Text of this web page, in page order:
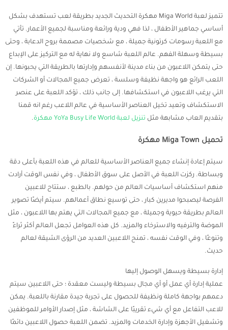
تتميز لعبة Miga World مهكرة التحديث الجديد بطريقة لعب تستهدف بشكل
أساسي جماهير الأطفال ، لذا فهي ودية ورائعة ومناسبة لجميع الأعمار. تأتي
مع اللعبة رسومات كرتونية جميلة ، مع شخصيات مصممة بروح الدعابة ، وحتى
بسيطة وسهلة الفهم. عالم اللعبة شاسع ولا نهاية له مع التركيز على الإبداع
حتى يتمكن اللاعبون من بناء مدينة لأنفسهم وإدارتها بالطريقة التي يحبونها. إن
اللعب الرائع هو واجهة نظيفة وسلسة ، تعرض جميع المجالات أو الشركات
التي يرغب اللاعبون في استكشافها. إلى جانب ذلك ، تؤكد اللعبة على عنصر
الاستكشاف وتعيد تخيل العناصر الأساسية في عالم اللاعب رغم انه قمنا
بتقديم العاب مشابهة مثل تنزيل لعبة YoYa Busy Life World مهكرة .
تحميل Miga Town مهكرة
سيتم إعادة إنشاء جميع العناصر الأساسية للعالم في هذه اللعبة بأعلى دقة
وبساطة. ركزت اللعبة في الأصل على سوق الأطفال ، وفي نفس الوقت أرادت
منهم استكشاف أساسيات العالم من حولهم. بالطبع ، ستتاح للاعبين
الفرصة ليصبحوا مديرين كبار ، حتى توسيع نطاق أعمالهم. سيتم أيضًا تصوير
العالم بطريقة حيوية وجميلة ، مع جميع المجالات التي يهتم بها اللاعبون ، مثل
الموضة والترفيه والاسترخاء والمزيد. كل هذه العوامل تجعل العالم أكثر ثراءً
وتنوعًا ، وفي الوقت نفسه ، تمنح اللاعبين العديد من الرؤى الشيقة لعالم
حديث.
إدارة بسيطة ويسهل الوصول إليها
عملية إدارة أي عمل أو أي مجال بسيطة وليست معقدة ؛ حتى اللاعبين سيتم
دعمهم بواجهة كاملة ونظيفة للحصول على تجربة جيدة مقارنة باللعبة. يمكن
للاعب التفاعل مع أي شيء تقريبًا على الشاشة ، مثل إصدار الأوامر للموظفين
وتشغيل الأجهزة وإدارة الخدمات والمزيد. تضمن اللعبة حصول اللاعبين دائمًا